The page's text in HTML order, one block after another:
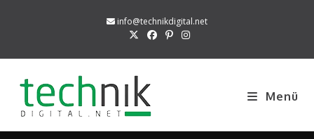
info@technikdigital.net
Menü